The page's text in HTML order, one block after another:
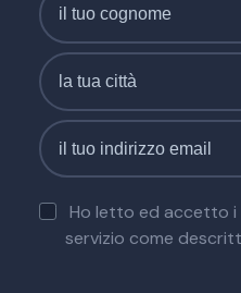
Ho letto ed accetto i
servizio come